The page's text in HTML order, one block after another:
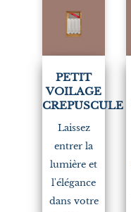
PETIT
VOILAGE
CREPUSCULE
Laissez
entrer la
lumière et
l'élégance
dans votre